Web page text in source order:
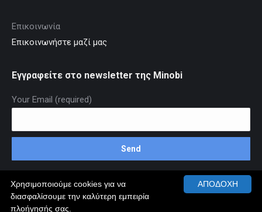
Επικοινωνία
Επικοινωνήστε μαζί μας
Εγγραφείτε στο newsletter της Minobi
Your Email (required)
© MINOBI.GR 2026 ALL RIGHTS RESERVED
ΑΠΟΔΟΧΗ
Χρησιμοποιούμε cookies για να
διασφαλίσουμε την καλύτερη εμπειρία
πλοήγησής σας.